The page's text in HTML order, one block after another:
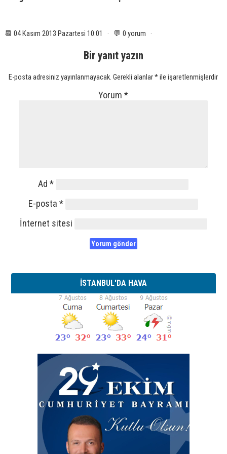
📆 04 Kasım 2013 Pazartesi 10:01 · 💬 0 yorum ·
Bir yanıt yazın
E-posta adresiniz yayınlanmayacak. Gerekli alanlar*ile işaretlenmişlerdir
Yorum*
Ad*
E-posta*
İnternet sitesi
İSTANBUL'DA HAVA